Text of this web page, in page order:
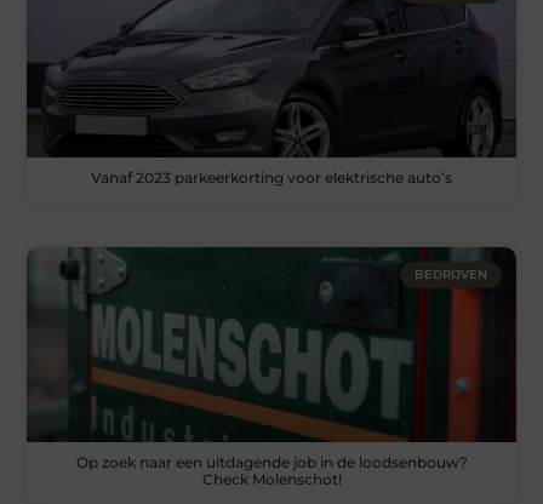
Vanaf 2023 parkeerkorting voor elektrische auto’s
BEDRIJVEN
Op zoek naar een uitdagende job in de loodsenbouw?
Check Molenschot!